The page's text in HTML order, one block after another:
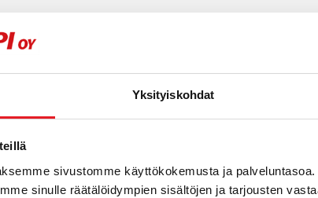
Yksityiskohdat
sivustomme käyttökokemusta ja
sinulle räätälöidympien sisältöjen ja tarjousten
Ostotoiminnan yhteyshenkilöt:
Sisäänostaja FI | EN